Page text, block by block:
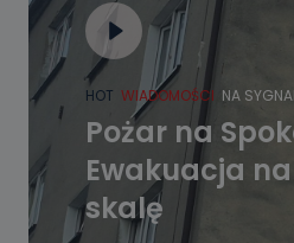
HOT WIADOMOŚCI NA
Pożar na
Ewakuacja
skalę